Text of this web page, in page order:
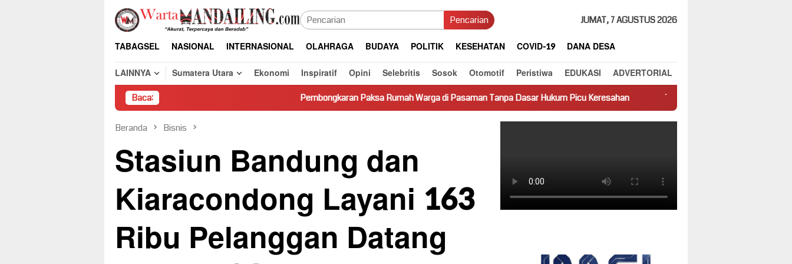
Loncat
konten
Pencarian JUMAT, 7 AGUSTUS 2026
TABAGSEL NASIONAL INTERNASIONAL OLAHRAGA BUDAYA POLITIK KESEHATAN COVID-19
DANA DESA
LAINNYA
Sumatera Utara Ekonomi Inspiratif Opini Selebritis Sosok Otomotif Peristiwa EDUKASI ADVERTORIAL
Baca: Pembongkaran Paksa Rumah Warga di Pasaman Tanpa Dasar Hukum Picu Keresahan Truk Miring Hambat Arus Lalu Lintas di Jalan
Beranda Bisnis
Stasiun Bandung dan
Kiaracondong Layani 163
Ribu Pelanggan Datang